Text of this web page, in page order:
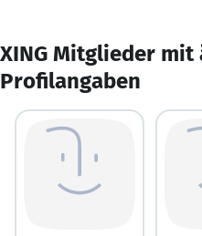
XING Mitglieder mit
Profilangaben